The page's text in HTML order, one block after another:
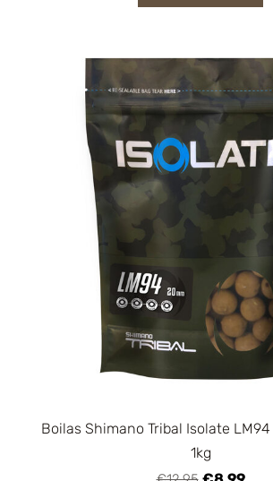
Boilas Shimano Tribal Isolate
1kg